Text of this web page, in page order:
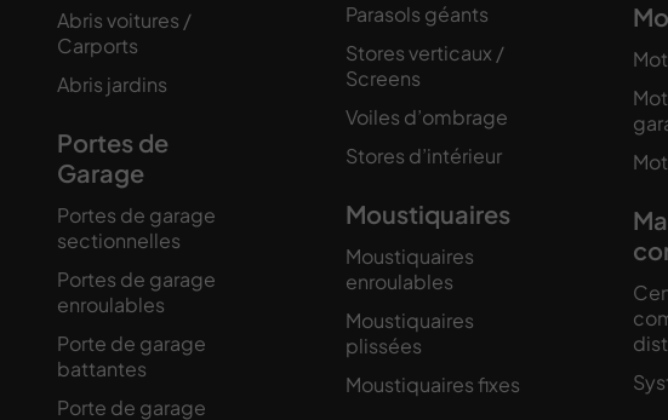
Abris voitures /
Carports
Abris jardins
Portes de
Garage
Portes de garage
sectionnelles
Portes de garage
enroulables
Porte de garage
battantes
Porte de garage
Parasols géants
Stores verticaux /
Screens
Voiles d’ombrage
Stores d’intérieur
Moustiquaires
Moustiquaires
enroulables
Moustiquaires
plissées
Moustiquaires fixes